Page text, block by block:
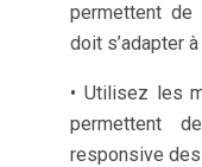
permettent
doit s’adapter
• Utilisez les
permettent
responsive